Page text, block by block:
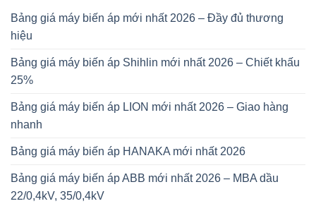
Bảng giá máy biến áp mới nhất 2026 – Đầy đủ thương
hiệu
Bảng giá máy biến áp Shihlin mới nhất 2026 – Chiết khấu
25%
Bảng giá máy biến áp LION mới nhất 2026 – Giao hàng
nhanh
Bảng giá máy biến áp HANAKA mới nhất 2026
Bảng giá máy biến áp ABB mới nhất 2026 – MBA dầu
22/0,4kV, 35/0,4kV